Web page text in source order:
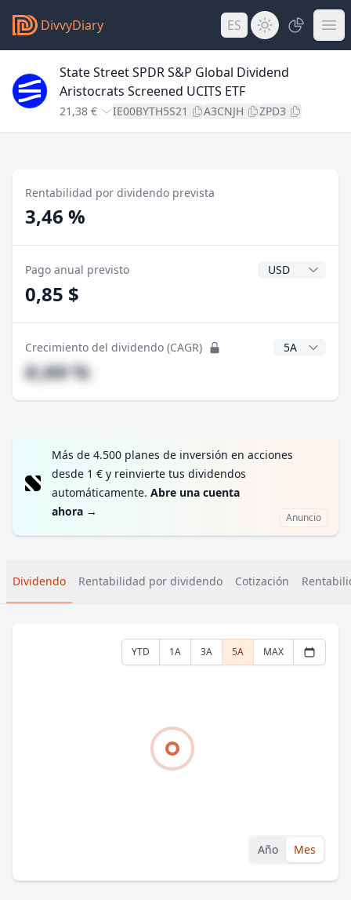
DivvyDiary ES
State Street SPDR S&P Global Dividend
Aristocrats Screened UCITS ETF
21,38 € IE00BYTH5S21 A3CNJH ZPD3
Rentabilidad por dividendo prevista
3,46 %
Pago anual previsto Divisa del
0,85 $
Crecimiento del dividendo (CAGR) Años CAGR
#,## %
Más de 4.500 planes de inversión en acciones
desde 1 € y reinvierte tus dividendos
automáticamente. Abre una cuenta
ahora → Anuncio
Dividendo Rentabilidad por dividendo Cotización
YTD 1A 3A 5A MAX
Año Mes